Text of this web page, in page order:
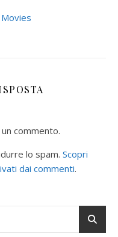
commento.
lo spam. Scopri
dai commenti.